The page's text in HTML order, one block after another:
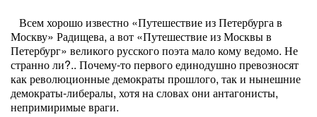
Всем хорошо известно «Путешествие из Петербурга в
Москву» Радищева, а вот «Путешествие из Москвы в
Петербург» великого русского поэта мало кому ведомо. Не
странно ли?.. Почему-то первого единодушно превозносят
как революционные демократы прошлого, так и нынешние
демократы-либералы, хотя на словах они антагонисты,
непримиримые враги.